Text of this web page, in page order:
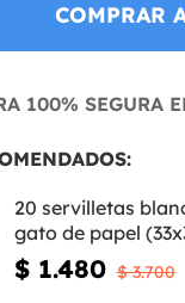
COMPRAR
100% SEGURA
20 servilletas
gato de papel
$ 1.480 $ 3.700